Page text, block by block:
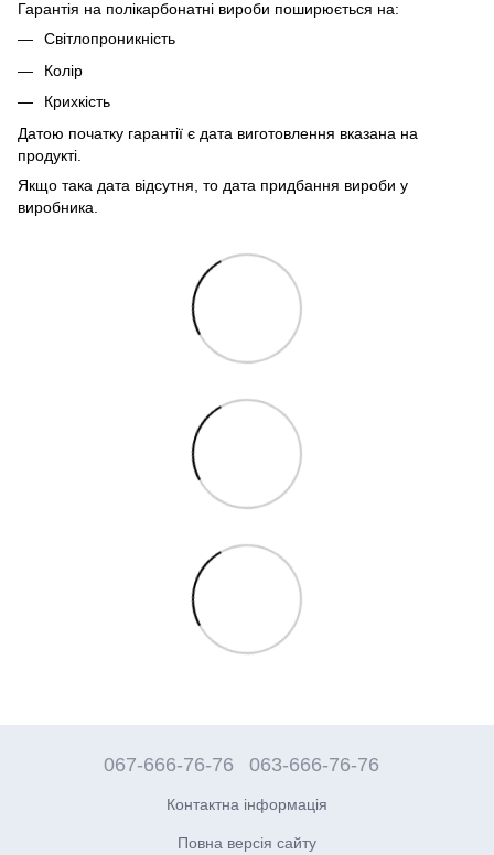
Гарантія на полікарбонатні вироби поширюється на:
Світлопроникність
Колір
Крихкість
Датою початку гарантії є дата виготовлення вказана на
продукті.
Якщо така дата відсутня, то дата придбання вироби у
виробника.
067-666-76-76 063-666-76-76
Контактна інформація
Повна версія сайту